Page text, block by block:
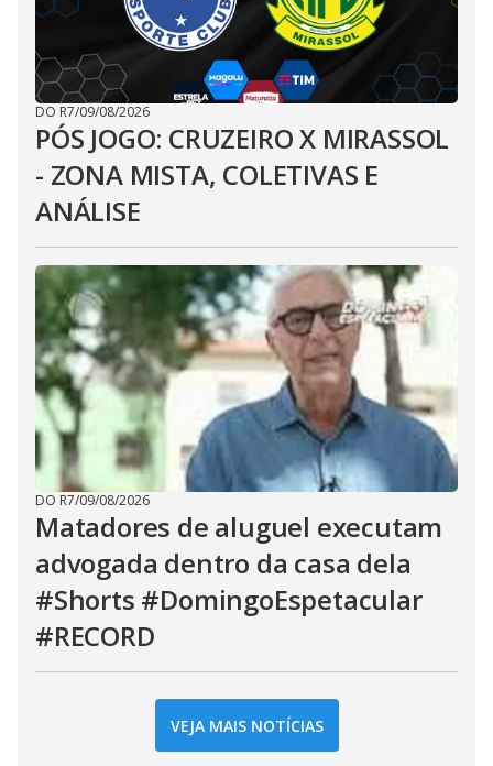
DO R7/09/08/2026
PÓS JOGO: CRUZEIRO X MIRASSOL
- ZONA MISTA, COLETIVAS E
ANÁLISE
DO R7/09/08/2026
Matadores de aluguel executam
advogada dentro da casa dela
#Shorts #DomingoEspetacular
#RECORD
VEJA MAIS NOTÍCIAS